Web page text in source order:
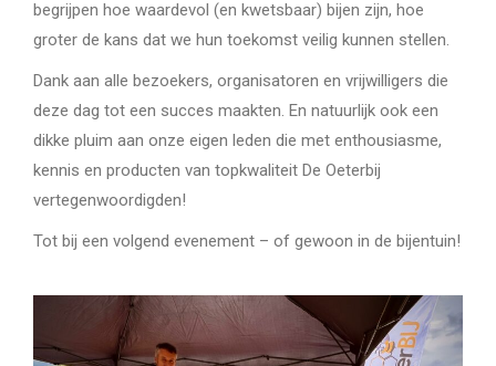
begrijpen hoe waardevol (en kwetsbaar) bijen zijn, hoe
groter de kans dat we hun toekomst veilig kunnen stellen.
Dank aan alle bezoekers, organisatoren en vrijwilligers die
deze dag tot een succes maakten. En natuurlijk ook een
dikke pluim aan onze eigen leden die met enthousiasme,
kennis en producten van topkwaliteit De Oeterbij
vertegenwoordigden!
Tot bij een volgend evenement – of gewoon in de bijentuin!